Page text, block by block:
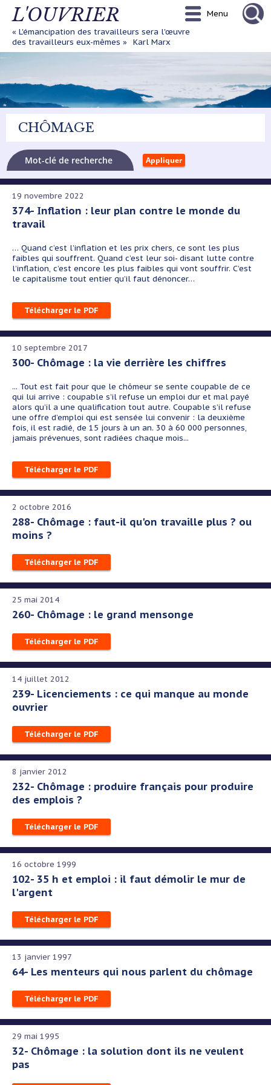
Aller
principal
L'OUVRIER
« L'émancipation des travailleurs sera l'œuvre
des travailleurs eux-mêmes »
Karl Marx
Menu
CHÔMAGE
19 novembre 2022
374- Inflation : leur plan contre le monde du
travail
… Quand c’est l’inflation et les prix chers, ce sont les plus
faibles qui souffrent. Quand c’est leur soi- disant lutte contre
l’inflation, c’est encore les plus faibles qui vont souffrir. C’est
le capitalisme tout entier qu’il faut dénoncer…
Télécharger le PDF
10 septembre 2017
300- Chômage : la vie derrière les chiffres
... Tout est fait pour que le chômeur se sente coupable de ce
qui lui arrive : coupable s’il refuse un emploi dur et mal payé
alors qu’il a une qualification tout autre. Coupable s’il refuse
une offre d’emploi qui est sensée lui convenir : la deuxième
fois, il est radié, de 15 jours à un an. 30 à 60 000 personnes,
jamais prévenues, sont radiées chaque mois...
Télécharger le PDF
2 octobre 2016
288- Chômage : faut-il qu'on travaille plus ? ou
moins ?
Télécharger le PDF
25 mai 2014
260- Chômage : le grand mensonge
Télécharger le PDF
14 juillet 2012
239- Licenciements : ce qui manque au monde
ouvrier
Télécharger le PDF
8 janvier 2012
232- Chômage : produire français pour produire
des emplois ?
Télécharger le PDF
16 octobre 1999
102- 35 h et emploi : il faut démolir le mur de
l'argent
Télécharger le PDF
13 janvier 1997
64- Les menteurs qui nous parlent du chômage
Télécharger le PDF
29 mai 1995
32- Chômage : la solution dont ils ne veulent
pas